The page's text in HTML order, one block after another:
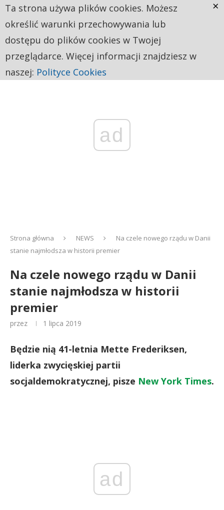
ad
Strona główna NEWS
Na czele nowego rządu w Danii
stanie najmłodsza w historii premier
Na czele nowego rządu w Danii
stanie najmłodsza w historii
premier
przez 1 lipca 2019
Będzie nią 41-letnia Mette Frederiksen,
liderka zwycięskiej partii
socjaldemokratycznej, pisze New York Times.
ad
Ta strona używa plików cookies. Możesz
określić warunki przechowywania lub
dostępu do plików cookies w Twojej
przeglądarce. Więcej informacji znajdziesz w
naszej: Polityce Cookies
×